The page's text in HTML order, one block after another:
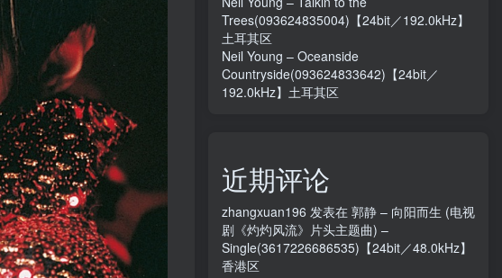
Trees(093624835004)【24bit／192.0kHz】
土耳其区
Neil Young – Oceanside
Countryside(093624833642)【24bit／
192.0kHz】土耳其区
近期评论
zhangxuan196 发表在 郭静 – 向阳而生 (电视
剧《灼灼风流》片头主题曲) –
Single(3617226686535)【24bit／48.0kHz】
香港区